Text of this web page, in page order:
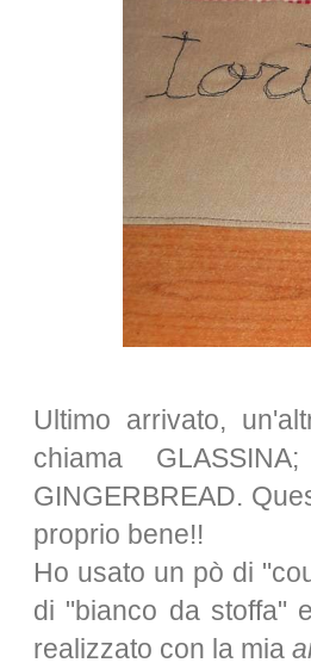
Ultimo arrivato,
chiama
GINGERBREAD.
proprio bene!!
Ho usato un pò di
di "bianco da stoffa"
realizzato con la mia